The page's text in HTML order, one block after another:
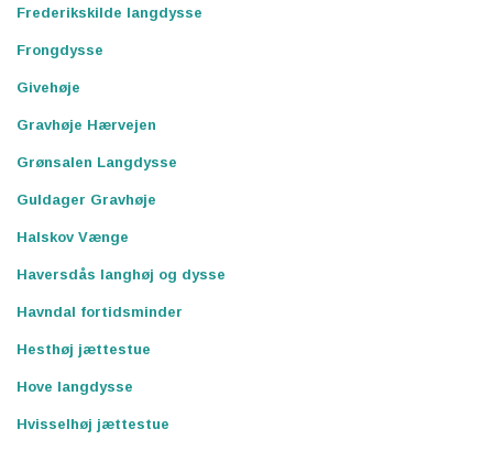
Frederikskilde langdysse
Frongdysse
Givehøje
Gravhøje Hærvejen
Grønsalen Langdysse
Guldager Gravhøje
Halskov Vænge
Haversdås langhøj og dysse
Havndal fortidsminder
Hesthøj jættestue
Hove langdysse
Hvisselhøj jættestue